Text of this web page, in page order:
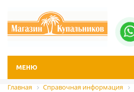
МЕНЮ
Главная Справочная информация